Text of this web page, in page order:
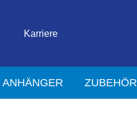
Karriere
ANHÄNGER ZUBEHÖR